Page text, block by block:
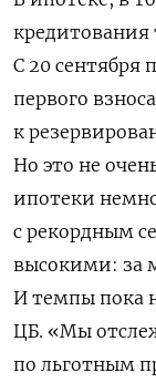
С 20
первого
к
Но это не
ипотеки
с рекордным
высокими: за
И темпы пока
ЦБ. «Мы
по льготным